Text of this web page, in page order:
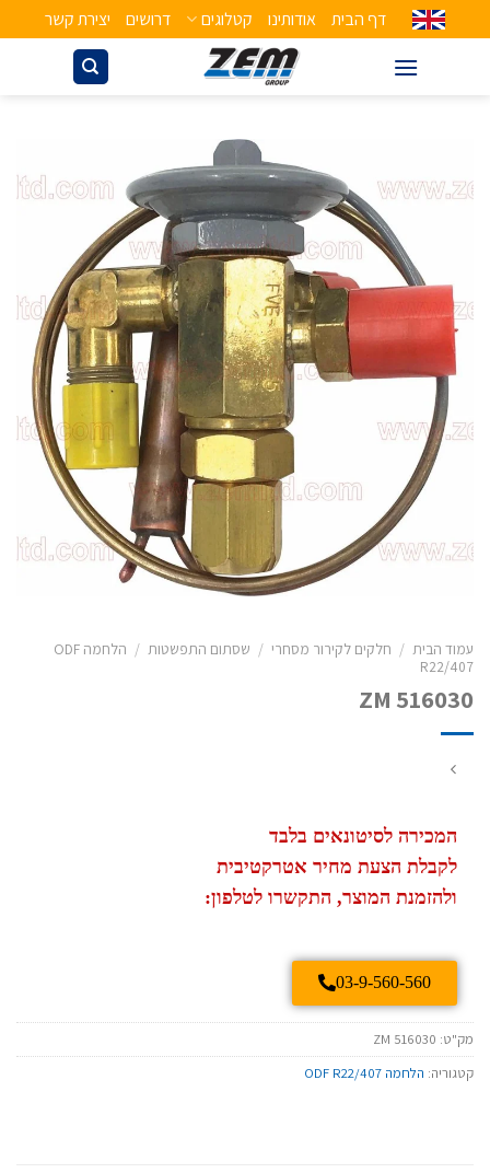
דף הבית אודותינו קטלוגים דרושים יצירת קשר
עמוד הבית / חלקים לקירור מסחרי / שסתום התפשטות /
הלחמה ODF
R22/407
ZM 516030
המכירה לסיטונאים בלבד
לקבלת הצעת מחיר אטרקטיבית
ולהזמנת המוצר, התקשרו לטלפון:
03-9-560-560
מק"ט: ZM 516030
קטגוריה: הלחמה ODF R22/407